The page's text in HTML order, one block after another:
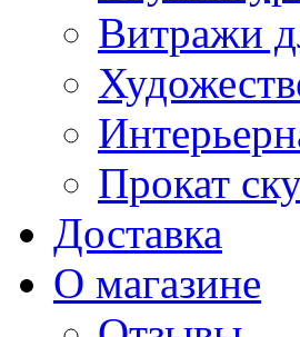
Витражи
Прокат
Доставка
О магазине